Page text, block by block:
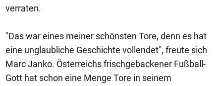
verraten.
"Das war eines meiner schönsten Tore, denn es hat
eine unglaubliche Geschichte vollendet", freute sich
Marc Janko. Österreichs frischgebackener Fußball-
Gott hat schon eine Menge Tore in seinem